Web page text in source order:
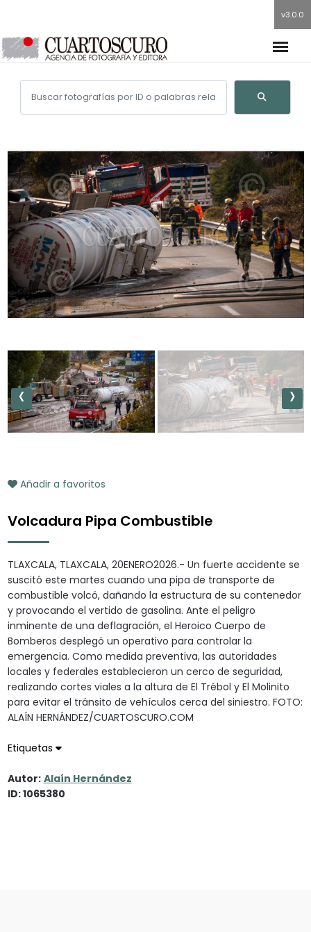
v3.0.0
‹ ›
Añadir a favoritos
Volcadura Pipa Combustible
TLAXCALA, TLAXCALA, 20ENERO2026.- Un fuerte accidente se
suscitó este martes cuando una pipa de transporte de
combustible volcó, dañando la estructura de su contenedor
y provocando el vertido de gasolina. Ante el peligro
inminente de una deflagración, el Heroico Cuerpo de
Bomberos desplegó un operativo para controlar la
emergencia. Como medida preventiva, las autoridades
locales y federales establecieron un cerco de seguridad,
realizando cortes viales a la altura de El Trébol y El Molinito
para evitar el tránsito de vehículos cerca del siniestro. FOTO:
ALAÍN HERNÁNDEZ/CUARTOSCURO.COM
Etiquetas
Autor: Alaín Hernández
ID: 1065380